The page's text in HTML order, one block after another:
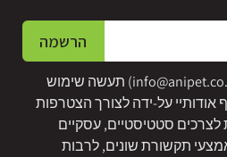
הרשמה
) תעשה שימוש
על-ידה לצורך הצטרפות
לצרכים סטטיסטיים, עסקיים
באמצעי תקשורת שונים, לרבות